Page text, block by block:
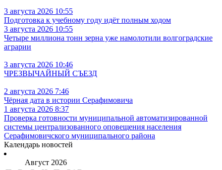
3 августа 2026 10:55
Подготовка к учебному году идёт полным ходом
3 августа 2026 10:55
Четыре миллиона тонн зерна уже намолотили волгоградские
аграрии
3 августа 2026 10:46
ЧРЕЗВЫЧАЙНЫЙ СЪЕЗД
2 августа 2026 7:46
Чёрная дата в истории Серафимовича
1 августа 2026 8:37
Проверка готовности муниципальной автоматизированной
системы централизованного оповещения населения
Серафимовичского муниципального района
Календарь новостей
Август 2026